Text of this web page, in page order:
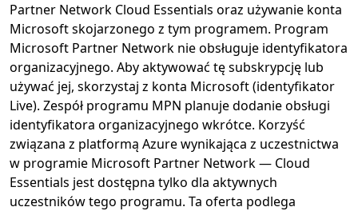
Partner Network Cloud Essentials oraz używanie konta
Microsoft skojarzonego z tym programem. Program
Microsoft Partner Network nie obsługuje identyfikatora
organizacyjnego. Aby aktywować tę subskrypcję lub
używać jej, skorzystaj z konta Microsoft (identyfikator
Live). Zespół programu MPN planuje dodanie obsługi
identyfikatora organizacyjnego wkrótce. Korzyść
związana z platformą Azure wynikająca z uczestnictwa
w programie Microsoft Partner Network — Cloud
Essentials jest dostępna tylko dla aktywnych
uczestników tego programu. Ta oferta podlega